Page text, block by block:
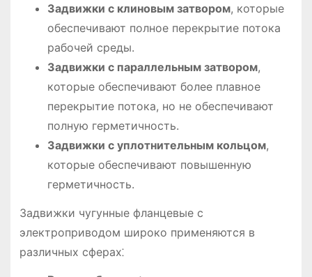
Задвижки с клиновым затвором, которые
обеспечивают полное перекрытие потока
рабочей среды.
Задвижки с параллельным затвором,
которые обеспечивают более плавное
перекрытие потока, но не обеспечивают
полную герметичность.
Задвижки с уплотнительным кольцом,
которые обеспечивают повышенную
герметичность.
Задвижки чугунные фланцевые с
электроприводом широко применяются в
различных сферах⁚